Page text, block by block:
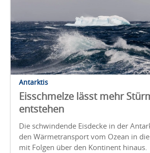
Antarktis
Eisschmelze lässt mehr
entstehen
Die schwindende Eisdecke in der
den Wärmetransport vom Ozean in
mit Folgen über den Kontinent hinaus.